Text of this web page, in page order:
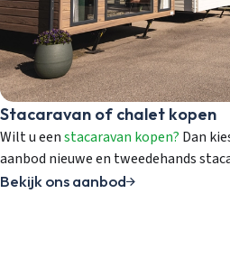
Stacaravan of chalet kopen
Wilt u eenstacaravan kopen? Dan
aanbod nieuwe en tweedehands
Bekijk ons aanbod